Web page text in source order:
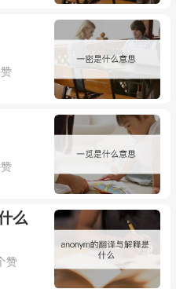
《南史·谢举传》：“﹝
江淹 一见并相钦挹，
也。’”(4)指 南朝 梁 刘
梁 简文帝 《饯临海太
诗曰：“两 杜 昔夹河，
齐 柳惔 、 柳悦 兄弟。
﹞少与长兄 悦 齐名， 王
可谓一日千里。’”(6)指
。《新唐书·乌承玼
恩 皆为 平庐 先锋，沉
么
赞